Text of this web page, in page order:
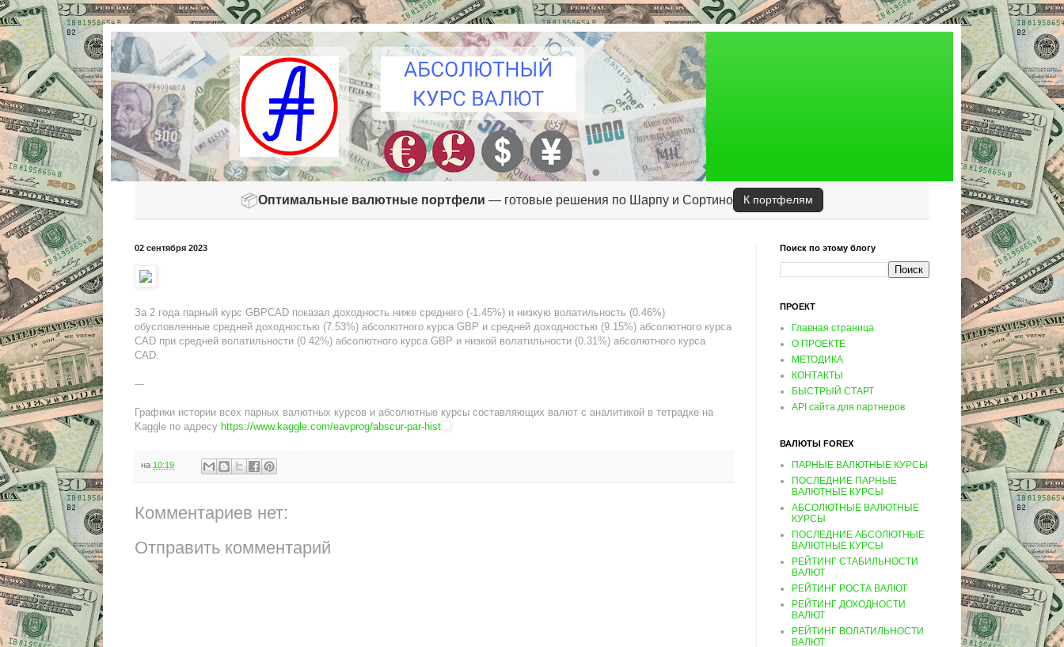
📦Оптимальные валютные портфели — готовые решения по Шарпу и Сортино К портфелям
02 сентября 2023
За 2 года парный курс GBPCAD показал доходность ниже среднего (-1.45%) и низкую волатильность (0.46%)
обусловленные средней доходностью (7.53%) абсолютного курса GBP и средней доходностью (9.15%) абсолютного курса
CAD при средней волатильности (0.42%) абсолютного курса GBP и низкой волатильности (0.31%) абсолютного курса
CAD.
---
Графики истории всех парных валютных курсов и абсолютные курсы составляющих валют с аналитикой в тетрадке на
Kaggle по адресу https://www.kaggle.com/eavprog/abscur-par-hist
на 10:19
Комментариев нет:
Отправить комментарий
Поиск по этому блогу
ПРОЕКТ
Главная страница
О ПРОЕКТЕ
МЕТОДИКА
КОНТАКТЫ
БЫСТРЫЙ СТАРТ
API сайта для партнеров
ВАЛЮТЫ FOREX
ПАРНЫЕ ВАЛЮТНЫЕ КУРСЫ
ПОСЛЕДНИЕ ПАРНЫЕ
ВАЛЮТНЫЕ КУРСЫ
АБСОЛЮТНЫЕ ВАЛЮТНЫЕ
КУРСЫ
ПОСЛЕДНИЕ АБСОЛЮТНЫЕ
ВАЛЮТНЫЕ КУРСЫ
РЕЙТИНГ СТАБИЛЬНОСТИ
ВАЛЮТ
РЕЙТИНГ РОСТА ВАЛЮТ
РЕЙТИНГ ДОХОДНОСТИ
ВАЛЮТ
РЕЙТИНГ ВОЛАТИЛЬНОСТИ
ВАЛЮТ